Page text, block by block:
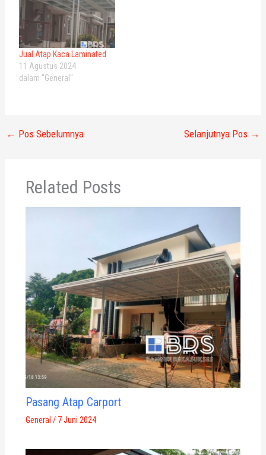
Jual Atap Kaca Laminated
11 Agustus 2024
dalam "General"
← Pos Sebelumnya Selanjutnya Pos →
Related Posts
Pasang Atap Carport
General / 7 Juni 2024